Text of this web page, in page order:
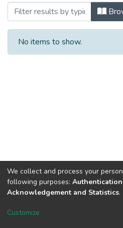
Browsing
No items to show.
Dspace & Volodymyr Dahl East
We collect and process your
following purposes:
Acknowledgement and Statistics.
Customize